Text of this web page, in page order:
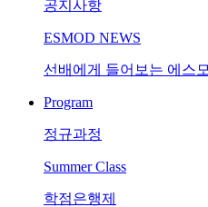
공지사항
ESMOD NEWS
선배에게 들어보는 에스
Program
정규과정
Summer Class
학점은행제